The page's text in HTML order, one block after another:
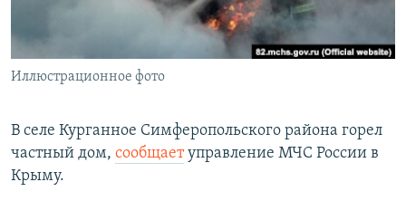
ПОБЕДИТЕЛЕЙ НЕ СУДЯТ?
ELIFBE
Все сайты RFE/RL
Иллюстрационное фото
В селе Курганное Симферопольского района горел
частный дом, сообщаетуправление МЧС России в
Крыму.